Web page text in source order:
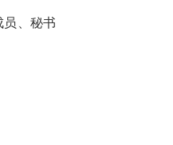
员、秘书